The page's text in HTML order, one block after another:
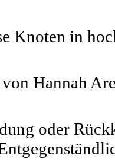
Knoten in
Hannah
oder